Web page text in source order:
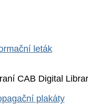
leták
CAB Digital
plakáty